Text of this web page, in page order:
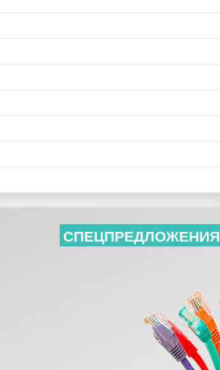
СПЕЦПРЕДЛОЖЕНИЯ